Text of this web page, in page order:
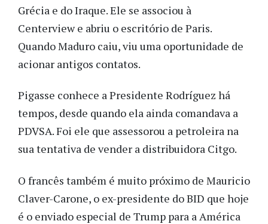
Grécia e do Iraque. Ele se associou à
Centerview e abriu o escritório de Paris.
Quando Maduro caiu, viu uma oportunidade de
acionar antigos contatos.
Pigasse conhece a Presidente Rodríguez há
tempos, desde quando ela ainda comandava a
PDVSA. Foi ele que assessorou a petroleira na
sua tentativa de vender a distribuidora Citgo.
O francês também é muito próximo de Mauricio
Claver-Carone, o ex-presidente do BID que hoje
é o enviado especial de Trump para a América